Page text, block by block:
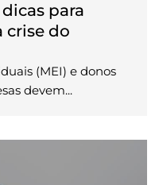
para
crise do
(MEI) e donos
devem...